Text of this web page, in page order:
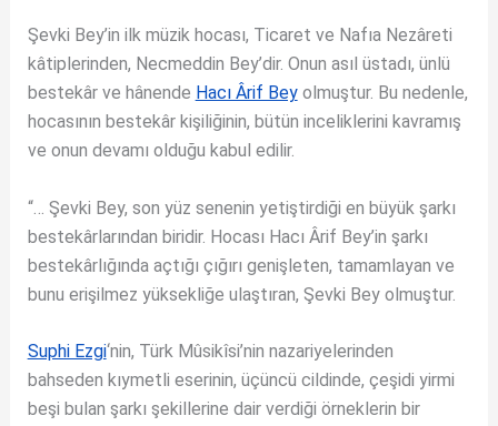
Şevki Bey’in ilk müzik hocası, Ticaret ve Nafıa Nezâreti
kâtiplerinden, Necmeddin Bey’dir. Onun asıl üstadı, ünlü
bestekâr ve hânende Hacı Ârif Beyolmuştur. Bu nedenle,
hocasının bestekâr kişiliğinin, bütün inceliklerini kavramış
ve onun devamı olduğu kabul edilir.
“… Şevki Bey, son yüz senenin yetiştirdiği en büyük şarkı
bestekârlarından biridir. Hocası Hacı Ârif Bey’in şarkı
bestekârlığında açtığı çığırı genişleten, tamamlayan ve
bunu erişilmez yüksekliğe ulaştıran, Şevki Bey olmuştur.
Suphi Ezgi‘nin, Türk Mûsikîsi’nin nazariyelerinden
bahseden kıymetli eserinin, üçüncü cildinde, çeşidi yirmi
beşi bulan şarkı şekillerine dair verdiği örneklerin bir